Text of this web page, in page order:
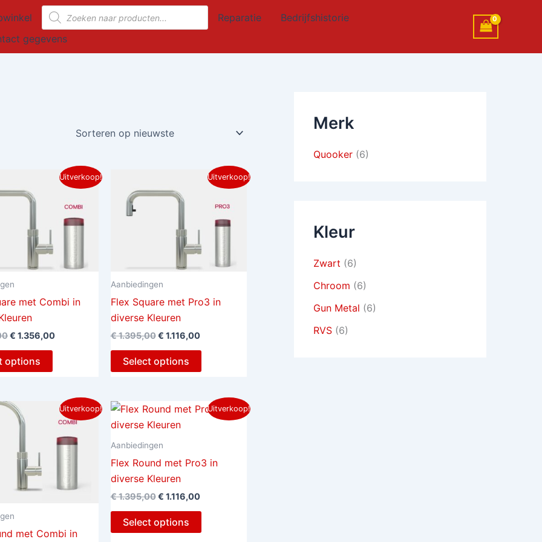
Producten
zoeken
Reparatie
Bedrijfshistorie
gegevens
Uitverkoop!
met Combi in
Oorspronkelijke
was:
€ 1.356,00
Huidige
prijs
€ 1.356,00.
options
Uitverkoop!
Aanbiedingen
Flex Square met Pro3 in
diverse Kleuren
€1.395,00
Oorspronkelijke
was:
€ 1.116,00
Huidige
prijs
€ 1.116,00.
Select options
Uitverkoop!
met Combi in
Oorspronkelijke
prijs
was:
€ 1.695,00.
Huidige
prijs
is:
€ 1.356,00.
Uitverkoop!
Aanbiedingen
Flex Round met Pro3 in
diverse Kleuren
€1.395,00
Oorspronkelijke
prijs
was:
€ 1.116,00
Huidige
prijs
Select options
Merk
Quooker (6)
Kleur
Zwart (6)
Chroom (6)
Gun Metal (6)
RVS (6)